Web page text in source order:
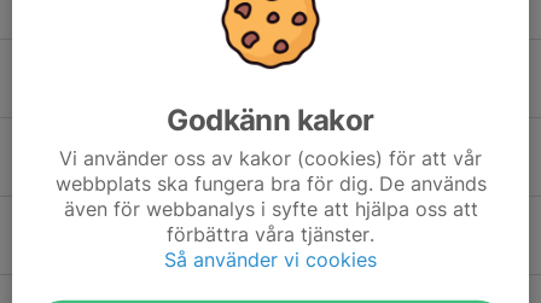
0
Vidösternsimmet sprint 28-29 mars 2026
19 mar, 16:10 0
Ingen träning för B-gruppen måndag 16 mars
12 mar, 10:25 0
Godkänn kakor
Vi använder oss av kakor (cookies) för att vår
webbplats ska fungera bra för dig. De används
även för webbanalys i syfte att hjälpa oss att
förbättra våra tjänster.
Så använder vi cookies